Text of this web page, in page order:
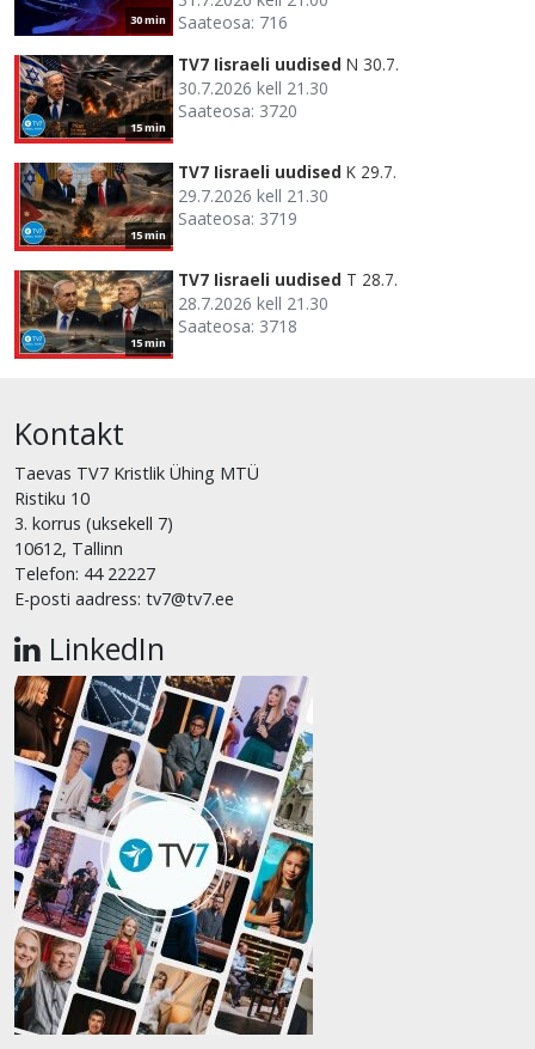
30 min
Saateosa: 716
15 min
TV7 Iisraeli uudised N 30.7.
30.7.2026 kell 21.30
Saateosa: 3720
15 min
TV7 Iisraeli uudised K 29.7.
29.7.2026 kell 21.30
Saateosa: 3719
15 min
TV7 Iisraeli uudised T 28.7.
28.7.2026 kell 21.30
Saateosa: 3718
Kontakt
Taevas TV7 Kristlik Ühing MTÜ
Ristiku 10
3. korrus (uksekell 7)
10612, Tallinn
Telefon: 44 22227
E-posti aadress: tv7@tv7.ee
LinkedIn